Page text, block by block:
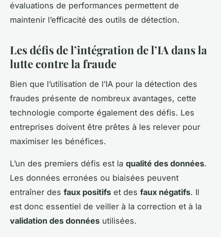
évaluations de performances permettent de
maintenir l’efficacité des outils de détection.
Les défis de l’intégration de l’IA dans la
lutte contre la fraude
Bien que l’utilisation de l’IA pour la détection des
fraudes présente de nombreux avantages, cette
technologie comporte également des défis. Les
entreprises doivent être prêtes à les relever pour
maximiser les bénéfices.
L’un des premiers défis est la qualité des données.
Les données erronées ou biaisées peuvent
entraîner des faux positifs et des faux négatifs. Il
est donc essentiel de veiller à la correction et à la
validation des données utilisées.